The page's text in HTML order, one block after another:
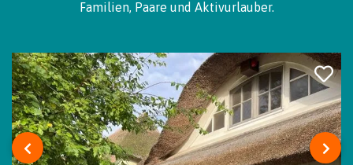
Familien, Paare und Aktivurlauber.
‹ ›